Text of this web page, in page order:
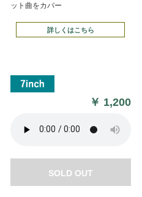
ット曲をカバー
詳しくはこちら
￥ 1,200
SOLD OUT